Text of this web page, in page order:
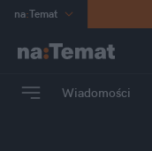
na:Temat
Poland
mama Wiadomości